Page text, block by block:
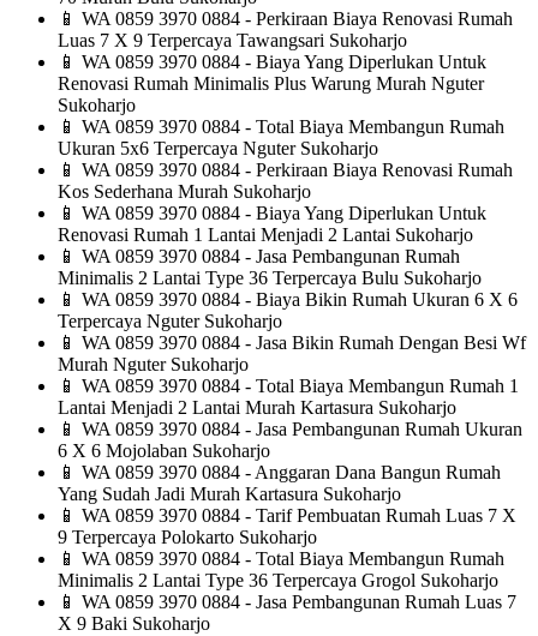
📱 WA 0859 3970 0884 - Perkiraan Biaya Renovasi Rumah
Luas 7 X 9 Terpercaya Tawangsari Sukoharjo
📱 WA 0859 3970 0884 - Biaya Yang Diperlukan Untuk
Renovasi Rumah Minimalis Plus Warung Murah Nguter
Sukoharjo
📱 WA 0859 3970 0884 - Total Biaya Membangun Rumah
Ukuran 5x6 Terpercaya Nguter Sukoharjo
📱 WA 0859 3970 0884 - Perkiraan Biaya Renovasi Rumah
Kos Sederhana Murah Sukoharjo
📱 WA 0859 3970 0884 - Biaya Yang Diperlukan Untuk
Renovasi Rumah 1 Lantai Menjadi 2 Lantai Sukoharjo
📱 WA 0859 3970 0884 - Jasa Pembangunan Rumah
Minimalis 2 Lantai Type 36 Terpercaya Bulu Sukoharjo
📱 WA 0859 3970 0884 - Biaya Bikin Rumah Ukuran 6 X 6
Terpercaya Nguter Sukoharjo
📱 WA 0859 3970 0884 - Jasa Bikin Rumah Dengan Besi Wf
Murah Nguter Sukoharjo
📱 WA 0859 3970 0884 - Total Biaya Membangun Rumah 1
Lantai Menjadi 2 Lantai Murah Kartasura Sukoharjo
📱 WA 0859 3970 0884 - Jasa Pembangunan Rumah Ukuran
6 X 6 Mojolaban Sukoharjo
📱 WA 0859 3970 0884 - Anggaran Dana Bangun Rumah
Yang Sudah Jadi Murah Kartasura Sukoharjo
📱 WA 0859 3970 0884 - Tarif Pembuatan Rumah Luas 7 X
9 Terpercaya Polokarto Sukoharjo
📱 WA 0859 3970 0884 - Total Biaya Membangun Rumah
Minimalis 2 Lantai Type 36 Terpercaya Grogol Sukoharjo
📱 WA 0859 3970 0884 - Jasa Pembangunan Rumah Luas 7
X 9 Baki Sukoharjo